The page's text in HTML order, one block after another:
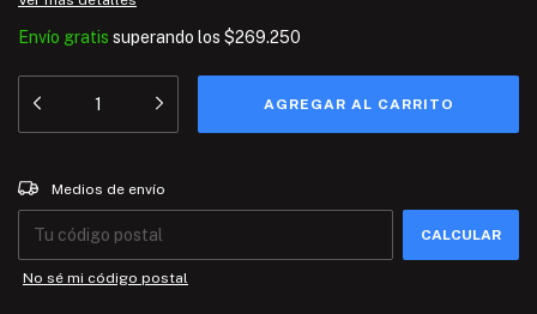
Envío gratis superando los $269.250
Entregas para el CP:
Medios de envío
CALCULAR
No sé mi código postal